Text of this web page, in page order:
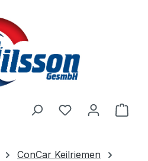
ConCar Keilriemen